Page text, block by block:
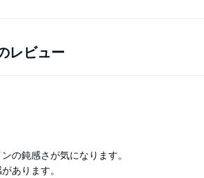
レビュー
の鈍感さが気になります。
あります。